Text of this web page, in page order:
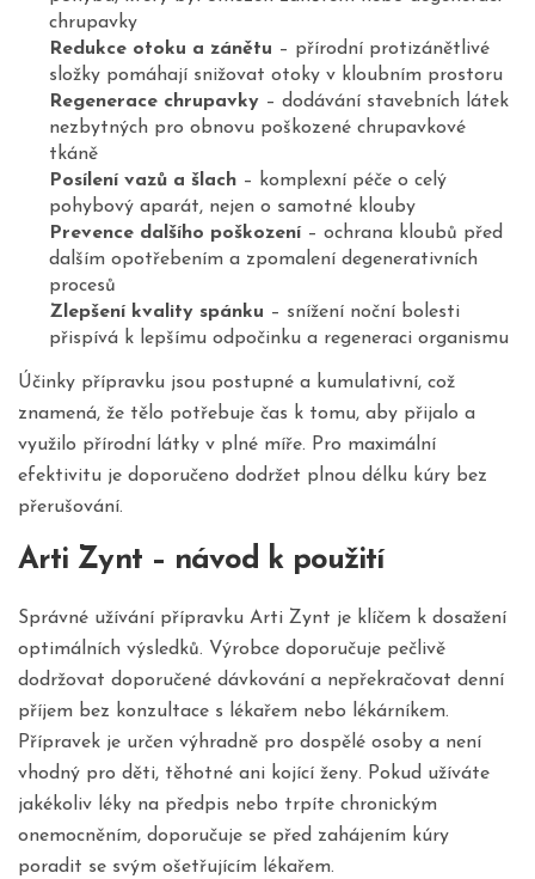
chrupavky
Redukce otoku a zánětu – přírodní protizánětlivé
složky pomáhají snižovat otoky v kloubním prostoru
Regenerace chrupavky– dodávání stavebních látek
nezbytných pro obnovu poškozené chrupavkové
tkáně
Posílení vazů a šlach– komplexní péče o celý
pohybový aparát, nejen o samotné klouby
Prevence dalšího poškození– ochrana kloubů před
dalším opotřebením a zpomalení degenerativních
procesů
Zlepšení kvality spánku – snížení noční bolesti
přispívá k lepšímu odpočinku a regeneraci organismu
Účinky přípravku jsou postupné a kumulativní, což
znamená, že tělo potřebuje čas k tomu, aby přijalo a
využilo přírodní látky v plné míře. Pro maximální
efektivitu je doporučeno dodržet plnou délku kúry bez
přerušování.
Arti Zynt – návod k použití
Správné užívání přípravku Arti Zynt je klíčem k dosažení
optimálních výsledků. Výrobce doporučuje pečlivě
dodržovat doporučené dávkování a nepřekračovat denní
příjem bez konzultace s lékařem nebo lékárníkem.
Přípravek je určen výhradně pro dospělé osoby a není
vhodný pro děti, těhotné ani kojící ženy. Pokud užíváte
jakékoliv léky na předpis nebo trpíte chronickým
onemocněním, doporučuje se před zahájením kúry
poradit se svým ošetřujícím lékařem.